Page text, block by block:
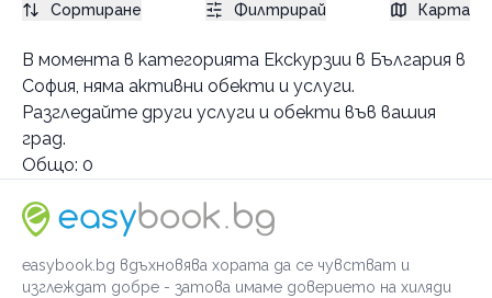
В момента в категорията Екскурзии в България в
София, няма активни обекти и услуги.
Разгледайте други услуги и обекти във вашия
град.
Общо: 0
Сортиране Филтрирай Карта
Белоградчик
Услуги
Екскурзии в България
тур до Белоградчишки скали
Планински преходи
Категории
easybook.bg вдъхновява хората да се чувстват и
изглеждат добре - затова имаме доверието на хиляди